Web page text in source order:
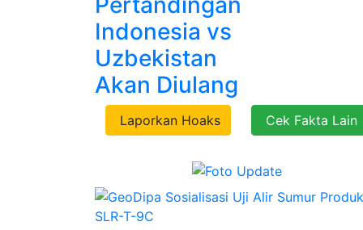
Indonesia vs
Uzbekistan
Akan Diulang
Laporkan Hoaks Cek Fakta Lain